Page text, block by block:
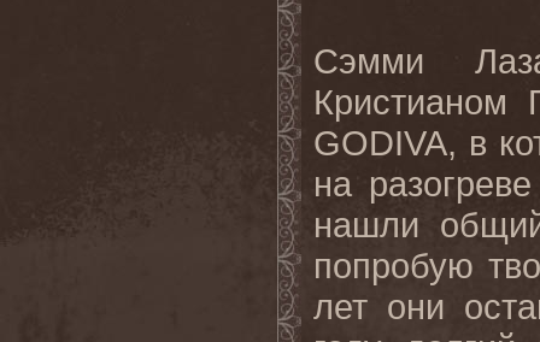
Сэмми
Кристианом
GODIVA, в
на
нашли
попробую
лет они